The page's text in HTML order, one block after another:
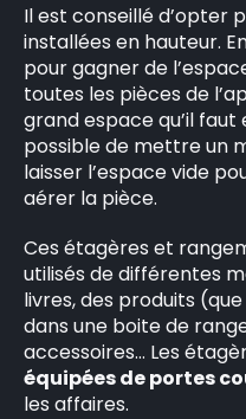
Il est conseillé d’opter
installées en hauteur.
pour gagner de
toutes les pièces de
grand espace qu’il
possible de mettre un
laisser l’espace vide
aérer la pièce.
Ces étagères et
utilisés de différentes
livres, des produits
dans une boite de
accessoires… Les
équipées de portes
les affaires.